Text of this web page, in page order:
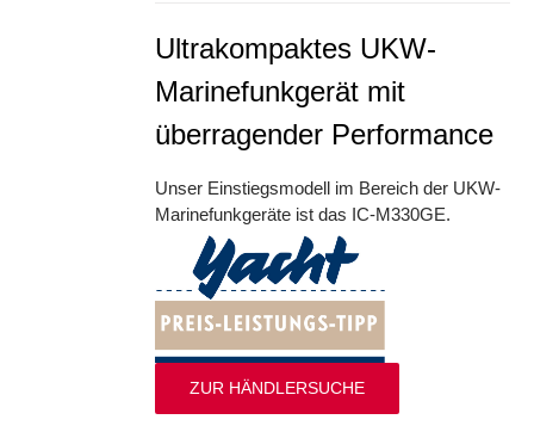
Ultrakompaktes UKW-
Marinefunkgerät mit
überragender Performance
Unser Einstiegsmodell im Bereich der UKW-
Marinefunkgeräte ist das IC-M330GE.
ZUR HÄNDLERSUCHE